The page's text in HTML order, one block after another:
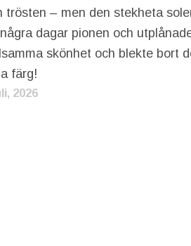
trösten – men den stekheta
dagar pionen och
skönhet och blekte bort
färg!
2026